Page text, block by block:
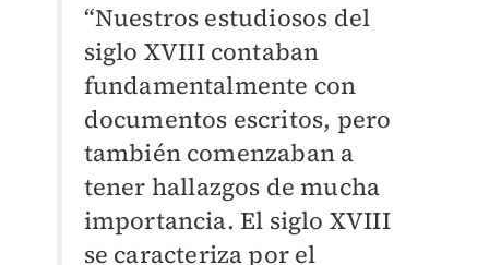
“Nuestros estudiosos del
siglo XVIII contaban
fundamentalmente con
documentos escritos, pero
también comenzaban a
tener hallazgos de mucha
importancia. El siglo XVIII
se caracteriza por el